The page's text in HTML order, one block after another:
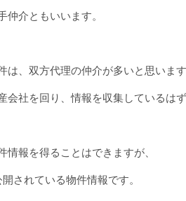
仲介ともいいます。
、双方代理の仲介が多いと思います
社を回り、情報を収集しているはず
情報を得ることはできますが、
されている物件情報です。